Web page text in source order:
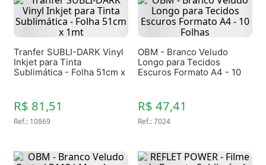
Tranfer SUBLI-DARK Vinyl
Inkjet para Tinta
Sublimática - Folha 51cm x
R$ 81,51
Ref.: 10869
OBM - Branco Veludo
Longo para Tecidos
Escuros Formato A4 - 10
R$ 47,41
Ref.:7024